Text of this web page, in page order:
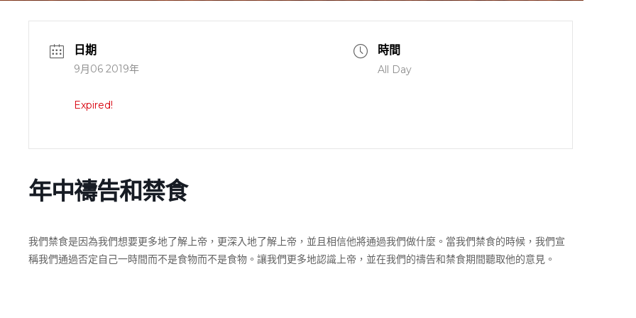
日期
9月06 2019年
Expired!
時間
All Day
年中禱告和禁食
我們禁食是因為我們想要更多地了解上帝，更深入地了解上帝，並且相信他將通過我們做什麼。當我們禁食的時候，我們宣
稱我們通過否定自己一時間而不是食物而不是食物。讓我們更多地認識上帝，並在我們的禱告和禁食期間聽取他的意見。